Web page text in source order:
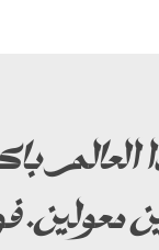
العالم
معولين.